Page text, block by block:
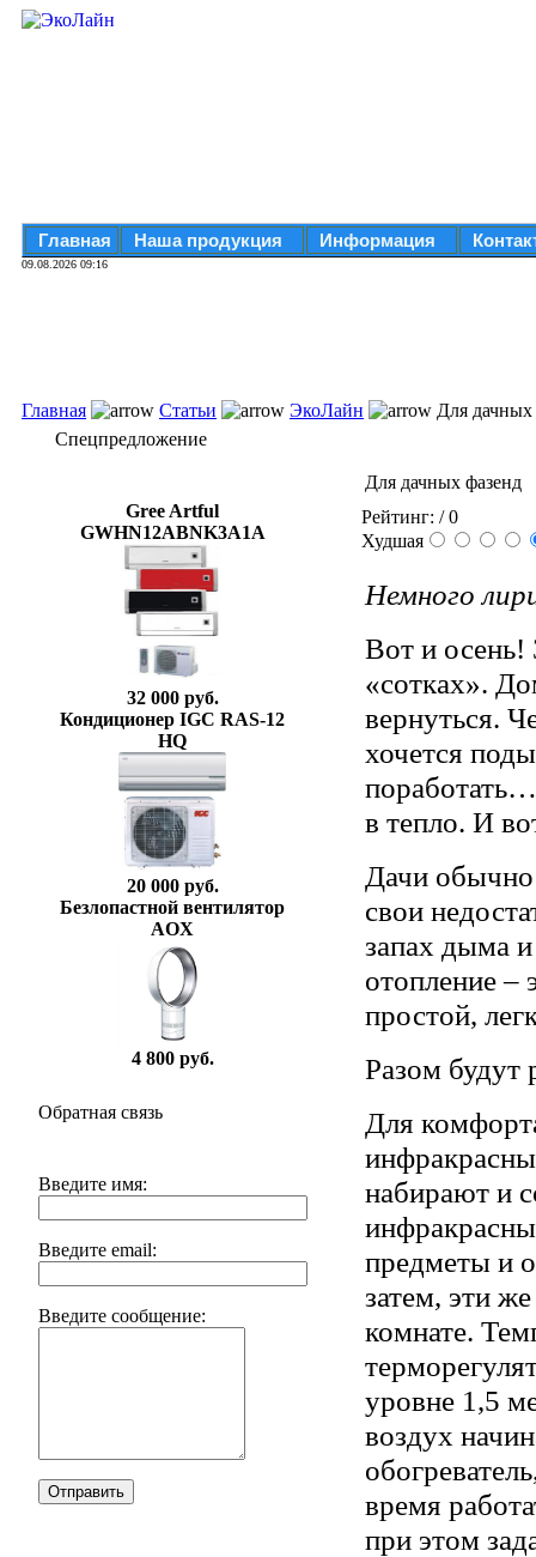
Главная Наша продукция Информация
09.08.2026 09:16
Главная Статьи ЭкоЛайн
Для дачных
Спецпредложение
Gree Artful
GWHN12ABNK3A1A
32 000 руб.
Кондиционер IGC RAS-12
HQ
20 000 руб.
Безлопастной вентилятор
AOX
4 800 руб.
Обратная связь
Введите имя:
Введите email:
Введите сообщение:
Отправить
Для дачных фазенд
Рейтинг: / 0
Худшая
Немного
Вот и осень!
«сотках».
вернуться.
хочется
в тепло. И
Дачи обычно
свои
запах дыма
отопление –
простой,
Разом
Для
набирают и
предметы и
затем, эти
комнате.
уровне 1,5
воздух
время
при этом